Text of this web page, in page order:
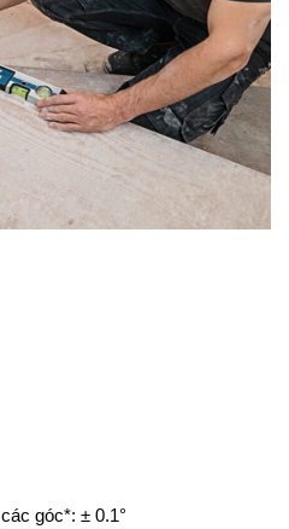
góc*: ± 0.1°